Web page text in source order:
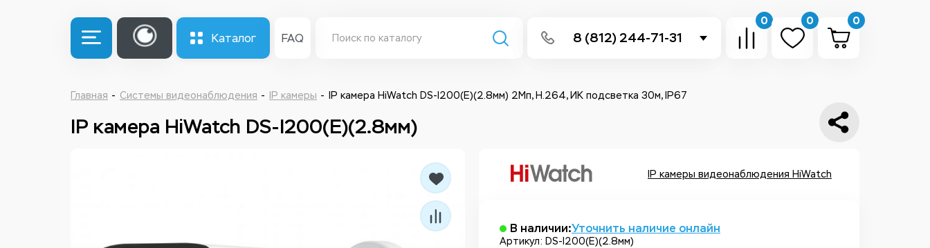
Каталог FAQ 8 (812) 244-71-31
Написать в Telegram
0 0 0
Главная Системы видеонаблюдения IP камеры IP камера HiWatch DS-I200(E)(2.8мм) 2Мп, H.264, ИК подсветка 30м, IP67
IP камера HiWatch DS-I200(E)(2.8мм)
IP камеры видеонаблюдения HiWatch
В наличии:Уточнить наличие онлайн
Артикул: DS-I200(E)(2.8мм)